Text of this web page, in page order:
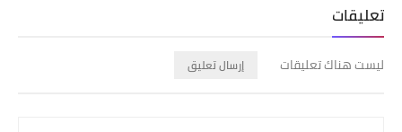
تعليقات
ليست هناك تعليقات إرسال تعليق